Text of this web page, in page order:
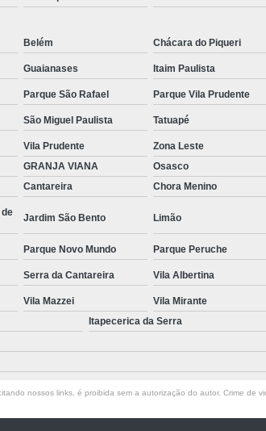
Limpeza de Piscina em
Limpeza e Manutenção de Piscina
Manutenção de Piscinas
Manutenção de Piscinas Residenciais
Manutenção para Piscina em
Limpeza de Piscina com Ozônio
Limpeza de Piscina para
Limpeza do Filtro da Piscina
Consertar Piscina
Conserto
Manutenção e Reforma de Piscinas
Manutenção Piscina
Manutenção
Manutenção de Filtro de Piscina
Manutenção de Piscina de Vinil
Belém Chácara do Piqueri
Guaianases Itaim Paulista
Parque São Rafael Parque Vila Prudente
São Miguel Paulista Tatuapé
Vila Prudente Zona Leste
GRANJA VIANA Osasco
Cantareira Chora Menino
Jardim São Bento Limão
Parque Novo Mundo Parque Peruche
Serra da Cantareira Vila Albertina
Vila Mazzei Vila Mirante
Itapecerica da Serra
nossos links, é proibida sem a autorização do autor. Crime de